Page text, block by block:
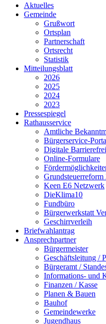
Aktuelles
Gemeinde
Grußwort
Ortsplan
Partnerschaft
Ortsrecht
Statistik
Mitteilungsblatt
2026
2025
2024
2023
Pressespiegel
Rathausservice
Amtliche
Bürgerservice-
Digitale
Online-Formulare
Grundsteuerreform
Keen E6 Netzwerk
DieKlima10
Fundbüro
Bürgerwerkstatt
Geschirrverleih
Briefwahlantrag
Ansprechpartner
Bürgermeister
Geschäftsleitung /
Bürgeramt /
Informations- und
Finanzen / Kasse
Planen & Bauen
Bauhof
Gemeindewerke
Jugendhaus